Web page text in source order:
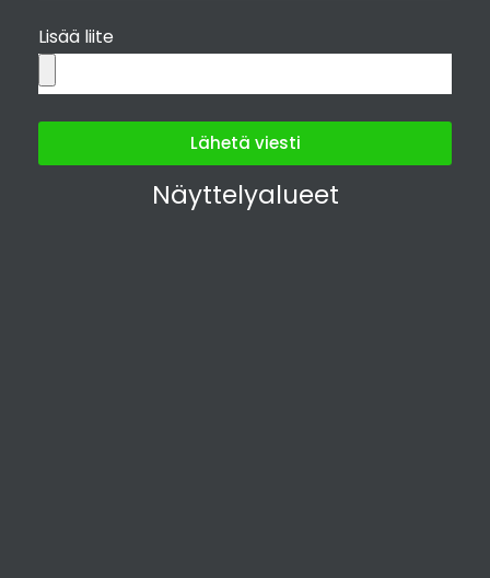
Pieneläinlista RR33 musta, 625 x 90 mm
+149,00€
Lisää liite
Lähetä viesti
Näyttelyalueet